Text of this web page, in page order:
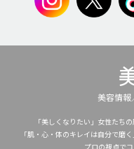
美容情報
「美しくなりたい」女性たち
「肌・心・体のキレイは自分で磨
プロの視点で